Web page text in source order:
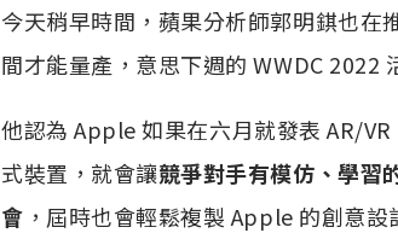
今天稍早時間，蘋果分析師郭明錤也在
間才能量產，意思下週的 WWDC 2022
他認為 Apple 如果在六月就發表 AR/VR
式裝置，就會讓競爭對手有模仿、學習
會 ，屆時也會輕鬆複製 Apple 的創意設